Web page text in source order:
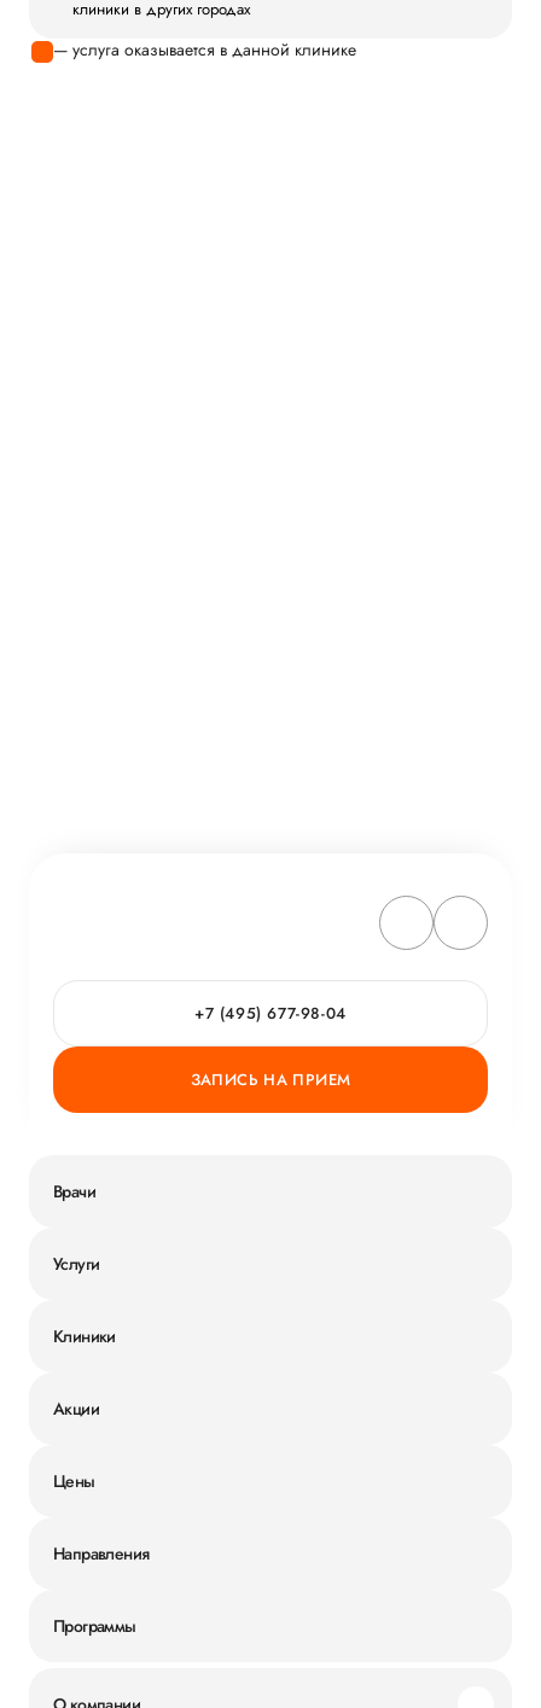
клиники в других городах
— услуга оказывается в данной клинике
+7 (495) 677-98-04
ЗАПИСЬ НА ПРИЕМ
Врачи
Услуги
Клиники
Акции
Цены
Направления
Программы